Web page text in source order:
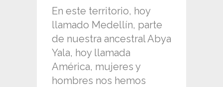
En este territorio, hoy
llamado Medellín, parte
de nuestra ancestral Abya
Yala, hoy llamada
América, mujeres y
hombres nos hemos